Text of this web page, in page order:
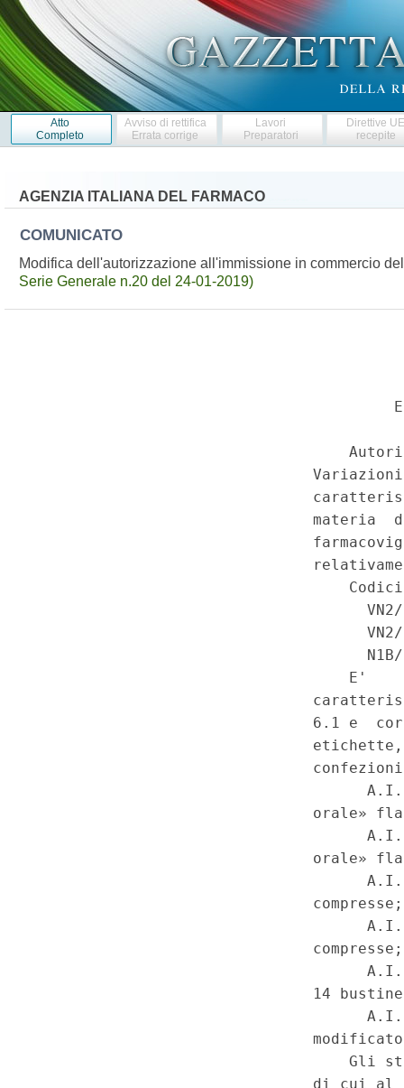
Atto
Completo
Avviso di rettifica
Errata corrige
Lavori
Preparatori
Direttive
recepite
AGENZIA ITALIANA DEL FARMACO
COMUNICATO
Modifica dell'autorizzazione all'immissione in commercio
Serie Generale n.20 del 24-01-2019)